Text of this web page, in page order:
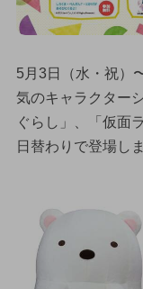
5月3日（水・祝）
気のキャラクター
ぐらし」、「仮面
日替わりで登場しま